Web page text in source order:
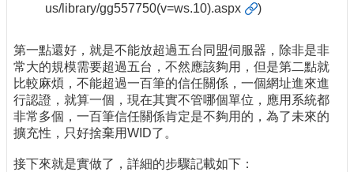
us/library/gg557750(v=ws.10).aspx
)
第一點還好，就是不能放超過五台同盟伺服器，除非是非
常大的規模需要超過五台，不然應該夠用，但是第二點就
比較麻煩，不能超過一百筆的信任關係，一個網址進來進
行認證，就算一個，現在其實不管哪個單位，應用系統都
非常多個，一百筆信任關係肯定是不夠用的，為了未來的
擴充性，只好捨棄用WID了。
接下來就是實做了，詳細的步驟記載如下：